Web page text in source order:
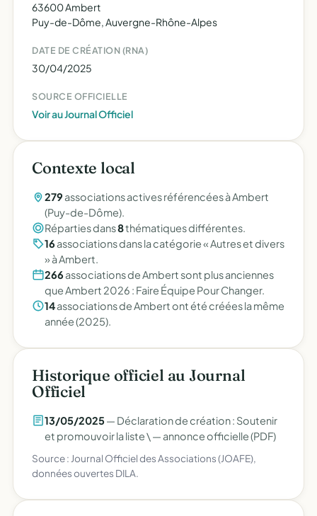
63600 Ambert
Puy-de-Dôme, Auvergne-Rhône-Alpes
DATE DE CRÉATION (RNA)
30/04/2025
SOURCE OFFICIELLE
Voir au Journal Officiel
Contexte local
279 associations actives référencées à Ambert
(Puy-de-Dôme).
Réparties dans8thématiques différentes.
16 associations dans la catégorie « Autres et divers
» à Ambert.
266 associations de Ambert sont plus anciennes
que Ambert 2026 : Faire Équipe Pour Changer.
14associations de Ambert ont été créées la même
année (2025).
Historique officiel au Journal
Officiel
13/05/2025— Déclaration de création : Soutenir
et promouvoir la liste \ — annonce officielle (PDF)
Source : Journal Officiel des Associations (JOAFE),
données ouvertes DILA.